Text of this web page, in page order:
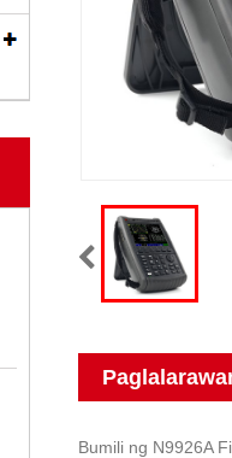
Bumili ng N9926A